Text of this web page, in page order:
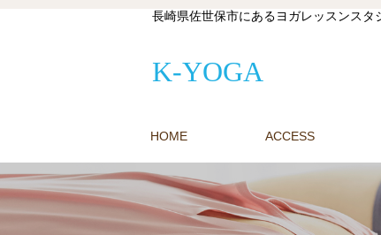
長崎県佐世保市にあるヨガレッスンスタ
K-YOGA
HOME ACCESS